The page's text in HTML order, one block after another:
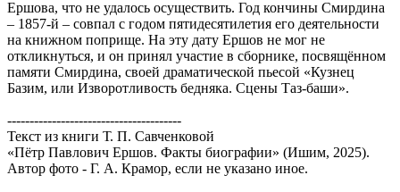
Ершова, что не удалось осуществить. Год кончины Смирдина
– 1857-й – совпал с годом пятидесятилетия его деятельности
на книжном поприще. На эту дату Ершов не мог не
откликнуться, и он принял участие в сборнике, посвящённом
памяти Смирдина, своей драматической пьесой «Кузнец
Базим, или Изворотливость бедняка. Сцены Таз-баши».
---------------------------------------
Текст из книги Т. П. Савченковой
«Пётр Павлович Ершов. Факты биографии» (Ишим, 2025).
Автор фото - Г. А. Крамор, если не указано иное.